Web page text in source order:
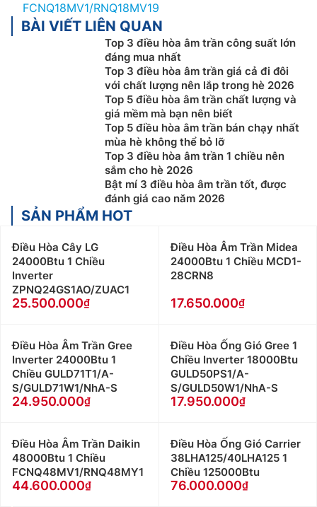
FCNQ18MV1/RNQ18MV19
BÀI VIẾT LIÊN QUAN
Top 3 điều hòa âm trần công suất lớn
đáng mua nhất
Top 3 điều hòa âm trần giá cả đi đôi
với chất lượng nên lắp trong hè 2026
Top 5 điều hòa âm trần chất lượng và
giá mềm mà bạn nên biết
Top 5 điều hòa âm trần bán chạy nhất
mùa hè không thể bỏ lỡ
Top 3 điều hòa âm trần 1 chiều nên
sắm cho hè 2026
Bật mí 3 điều hòa âm trần tốt, được
đánh giá cao năm 2026
SẢN PHẨM HOT
Điều Hòa Cây LG
24000Btu 1 Chiều
Inverter
ZPNQ24GS1AO/ZUAC1
25.500.000
Điều Hòa Âm Trần Midea
24000Btu 1 Chiều MCD1-
28CRN8
17.650.000
Điều Hòa Âm Trần Gree
Inverter 24000Btu 1
Chiều GULD71T1/A-
S/GULD71W1/NhA-S
24.950.000
Điều Hòa Ống Gió Gree 1
Chiều Inverter 18000Btu
GULD50PS1/A-
S/GULD50W1/NhA-S
17.950.000
Điều Hòa Âm Trần Daikin
48000Btu 1 Chiều
FCNQ48MV1/RNQ48MY1
44.600.000
Điều Hòa Ống Gió Carrier
38LHA125/40LHA125 1
Chiều 125000Btu
76.000.000